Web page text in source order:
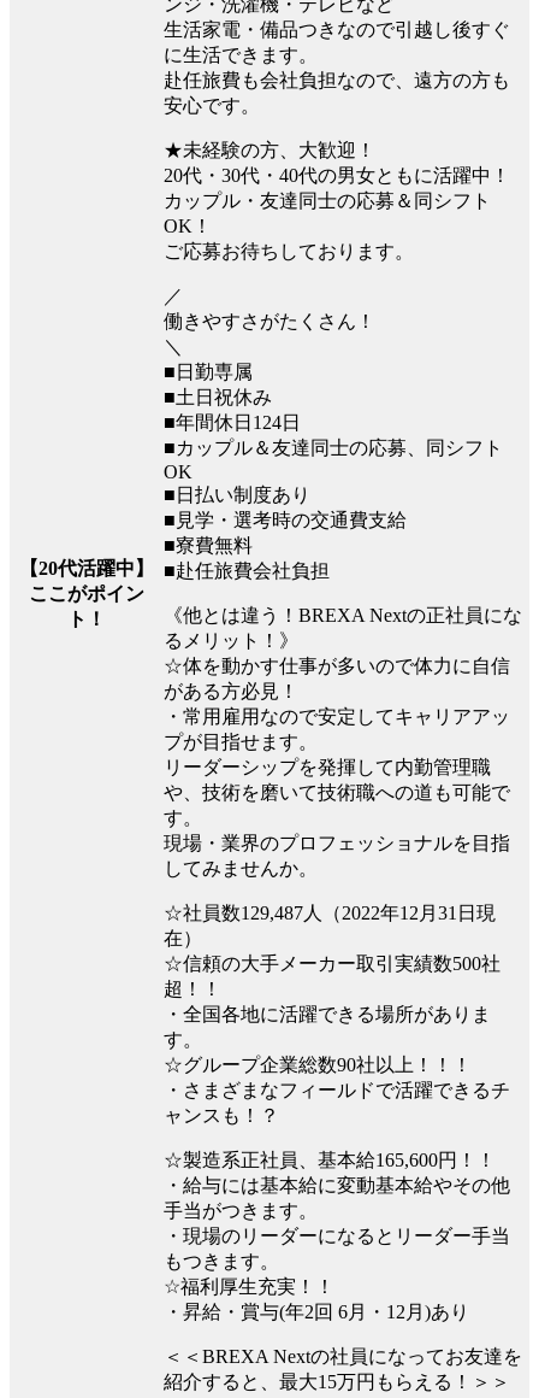
【20代活躍中】
ここがポイン
ト！
生活家電・備品つきなので引越し後すぐ
に生活できます。
赴任旅費も会社負担なので、遠方の方も
安心です。
★未経験の方、大歓迎！
20代・30代・40代の男女ともに活躍中！
カップル・友達同士の応募＆同シフト
OK！
ご応募お待ちしております。
／
働きやすさがたくさん！
＼
■日勤専属
■土日祝休み
■年間休日124日
■カップル＆友達同士の応募、同シフト
OK
■日払い制度あり
■見学・選考時の交通費支給
■寮費無料
■赴任旅費会社負担
《他とは違う！BREXA Nextの正社員にな
るメリット！》
☆体を動かす仕事が多いので体力に自信
がある方必見！
・常用雇用なので安定してキャリアアッ
プが目指せます。
リーダーシップを発揮して内勤管理職
や、技術を磨いて技術職への道も可能で
す。
現場・業界のプロフェッショナルを目指
してみませんか。
☆社員数129,487人（2022年12月31日現
在）
☆信頼の大手メーカー取引実績数500社
超！！
・全国各地に活躍できる場所がありま
す。
☆グループ企業総数90社以上！！！
・さまざまなフィールドで活躍できるチ
ャンスも！？
☆製造系正社員、基本給165,600円！！
・給与には基本給に変動基本給やその他
手当がつきます。
・現場のリーダーになるとリーダー手当
もつきます。
☆福利厚生充実！！
・昇給・賞与(年2回 6月・12月)あり
＜＜BREXA Nextの社員になってお友達を
紹介すると、最大15万円もらえる！＞＞